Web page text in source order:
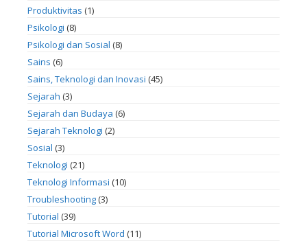
Produktivitas (1)
Psikologi (8)
Psikologi dan Sosial (8)
Sains (6)
Sains, Teknologi dan Inovasi (45)
Sejarah (3)
Sejarah dan Budaya (6)
Sejarah Teknologi (2)
Sosial (3)
Teknologi (21)
Teknologi Informasi (10)
Troubleshooting (3)
Tutorial (39)
Tutorial Microsoft Word (11)